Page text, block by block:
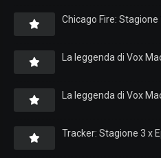
Chicago Fire: Stagione
La leggenda di Vox
La leggenda di Vox
Tracker: Stagione 3 x